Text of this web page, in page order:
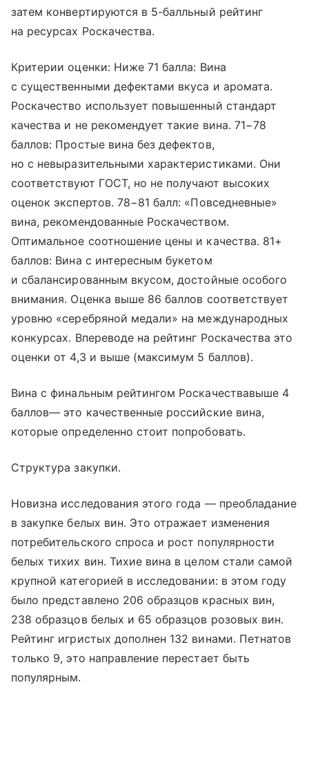
затем конвертируются в 5-балльный рейтинг
на ресурсах Роскачества.
Критерии оценки: Ниже 71 балла: Вина
с существенными дефектами вкуса и аромата.
Роскачество использует повышенный стандарт
качества и не рекомендует такие вина. 71−78
баллов: Простые вина без дефектов,
но с невыразительными характеристиками. Они
соответствуют ГОСТ, но не получают высоких
оценок экспертов. 78−81 балл: «Повседневные»
вина, рекомендованные Роскачеством.
Оптимальное соотношение цены и качества. 81+
баллов: Вина с интересным букетом
и сбалансированным вкусом, достойные особого
внимания. Оценка выше 86 баллов соответствует
уровню «серебряной медали» на международных
конкурсах. Впереводе на рейтинг Роскачества это
оценки от 4,3 и выше (максимум 5 баллов).
Вина с финальным рейтингом Роскачествавыше 4
баллов— это качественные российские вина,
которые определенно стоит попробовать.
Структура закупки.
Новизна исследования этого года — преобладание
в закупке белых вин. Это отражает изменения
потребительского спроса и рост популярности
белых тихих вин. Тихие вина в целом стали самой
крупной категорией в исследовании: в этом году
было представлено 206 образцов красных вин,
238 образцов белых и 65 образцов розовых вин.
Рейтинг игристых дополнен 132 винами. Петнатов
только 9, это направление перестает быть
популярным.